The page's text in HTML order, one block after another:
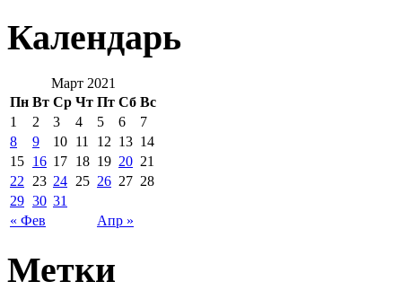
Календарь
Март 2021
Пн Вт Ср Чт Пт Сб Вс
« Фев Апр »
1 2 3 4 5 6
7
8
9 10 11 12 13 14
15 16 17 18 19 20 21
22
23 24 25 26 27 28
29 30 31
Метки